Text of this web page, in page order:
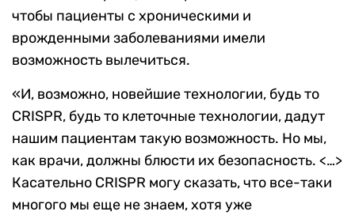
чтобы пациенты с хроническими и
врожденными заболеваниями имели
возможность вылечиться.
«И, возможно, новейшие технологии, будь то
CRISPR, будь то клеточные технологии, дадут
нашим пациентам такую возможность. Но мы,
как врачи, должны блюсти их безопасность. <…>
Касательно CRISPR могу сказать, что все-таки
многого мы еще не знаем, хотя уже